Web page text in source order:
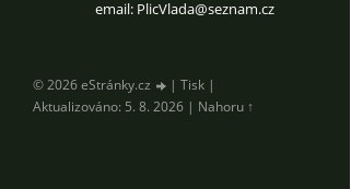
email: PlicVlada@seznam.cz
© 2026 eStránky.cz | Tisk |
Aktualizováno: 5. 8. 2026 | Nahoru ↑